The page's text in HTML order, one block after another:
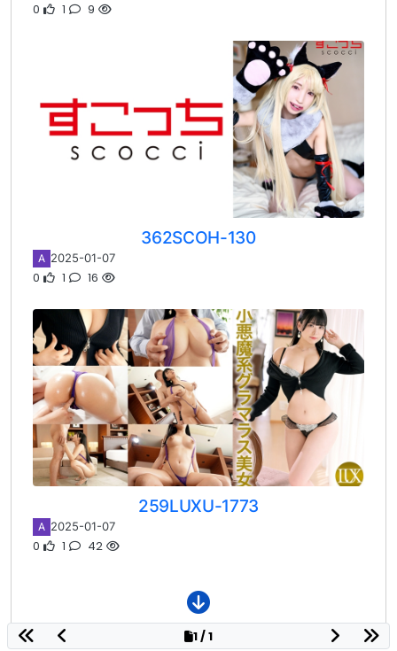
0 1 9
362SCOH-130
A 2025-01-07
0 1 16
259LUXU-1773
A 2025-01-07
0 1 42
1 / 1